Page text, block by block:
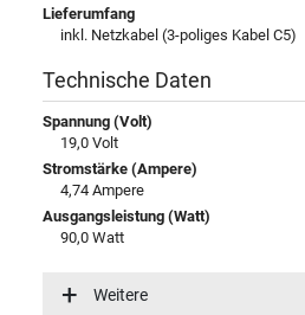
Lieferumfang
inkl. Netzkabel (3-poliges Kabel C5)
Technische Daten
Spannung (Volt)
19,0 Volt
Stromstärke (Ampere)
4,74 Ampere
Ausgangsleistung (Watt)
90,0 Watt
100-240V / 50-60Hz
Weitere